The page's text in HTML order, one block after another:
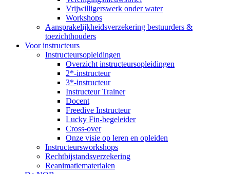
Vrijwilligerswerk onder water
Workshops
Aansprakelijkheidsverzekering bestuurders &
toezichthouders
Voor instructeurs
Instructeursopleidingen
Overzicht instructeursopleidingen
2*-instructeur
3*-instructeur
Instructeur Trainer
Docent
Freedive Instructeur
Lucky Fin-begeleider
Cross-over
Onze visie op leren en opleiden
Instructeursworkshops
Rechtbijstandsverzekering
Reanimatiematerialen